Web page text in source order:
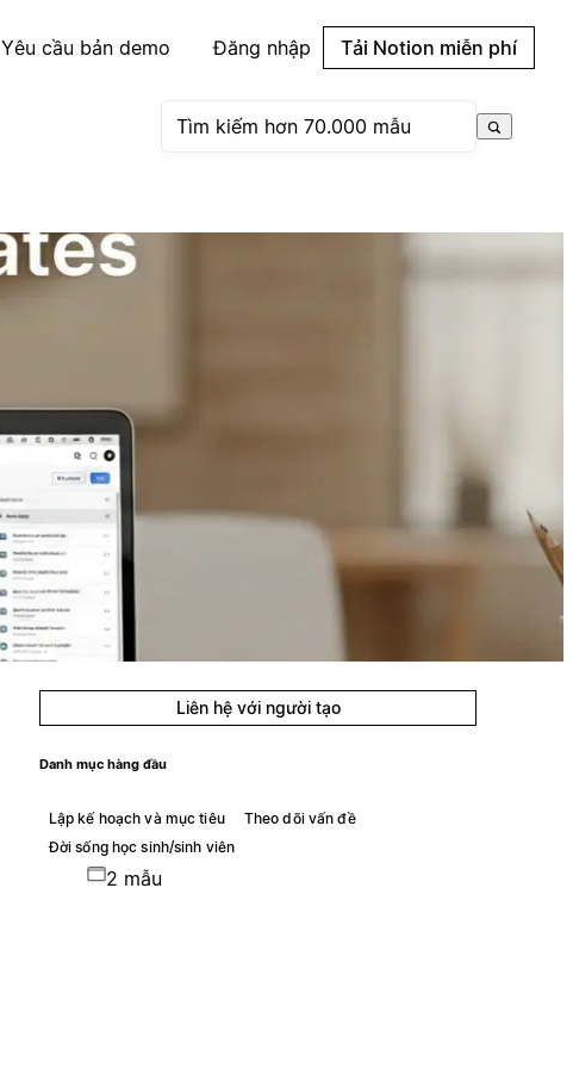
Yêu cầu bản demo Đăng nhập Tải Notion miễn phí
Liên hệ với người tạo
Danh mục hàng đầu
Lập kế hoạch và mục tiêu
Theo dõi vấn đề
Đời sống học sinh/sinh viên
2 mẫu